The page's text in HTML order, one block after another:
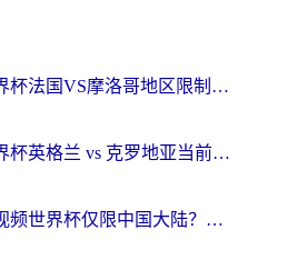
在国外看世界杯法国VS摩洛哥地区限制？这篇指南让你流畅看中文解说无压力
在国外看世界杯英格兰 vs 克罗地亚当前地区不可播放？这篇指南帮你搞定所有海外观赛难题
在海外看央视频世界杯仅限中国大陆？这篇指南帮你解锁中文解说+无卡顿直播